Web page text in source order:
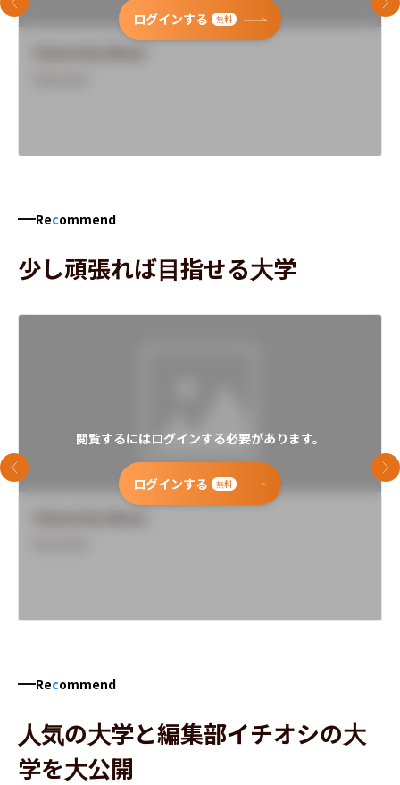
ログインする 無料
前のスライド 次
Recommend
少し頑張れば目指せる大学
閲覧するにはログインする必要があります。
ログインする 無料
前のスライド 次
Recommend
人気の大学と編集部イチオシの大
学を大公開